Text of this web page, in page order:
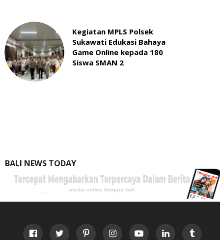
Kegiatan MPLS Polsek
Sukawati Edukasi Bahaya
Game Online kepada 180
Siswa SMAN 2
BALI NEWS TODAY